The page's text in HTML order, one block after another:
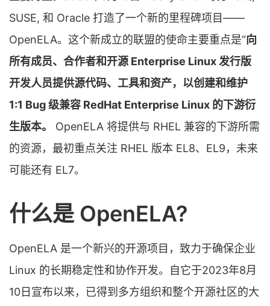
SUSE, 和 Oracle 打造了一个新的里程碑项目——
OpenELA。这个新成立的联盟的使命主要重点是“向
所有成员、合作者和开源 Enterprise Linux 发行版
开发人员提供源代码、工具和资产，以创建和维护
1:1 Bug 级兼容 RedHat Enterprise Linux 的下游衍
生版本。
OpenELA 将提供与 RHEL 兼容的下游所需
的资源，最初重点关注 RHEL 版本 EL8、EL9，未来
可能还有 EL7。
什么是 OpenELA?
OpenELA 是一个新兴的开源项目，致力于确保企业
Linux 的长期稳定性和协作开发。自它于2023年8月
10日宣布以来，已得到多方组织和整个开源社区的大